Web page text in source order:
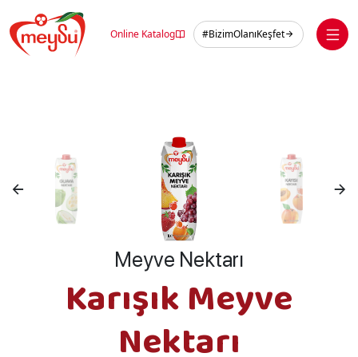
to
content
Online Katalog #BizimOlanıKeşfet
Meyve Nektarı
Karışık Meyve
Nektarı